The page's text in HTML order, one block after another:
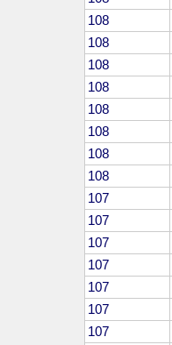
108
108
108
108
108
108
108
108
107
107
107
107
107
107
107